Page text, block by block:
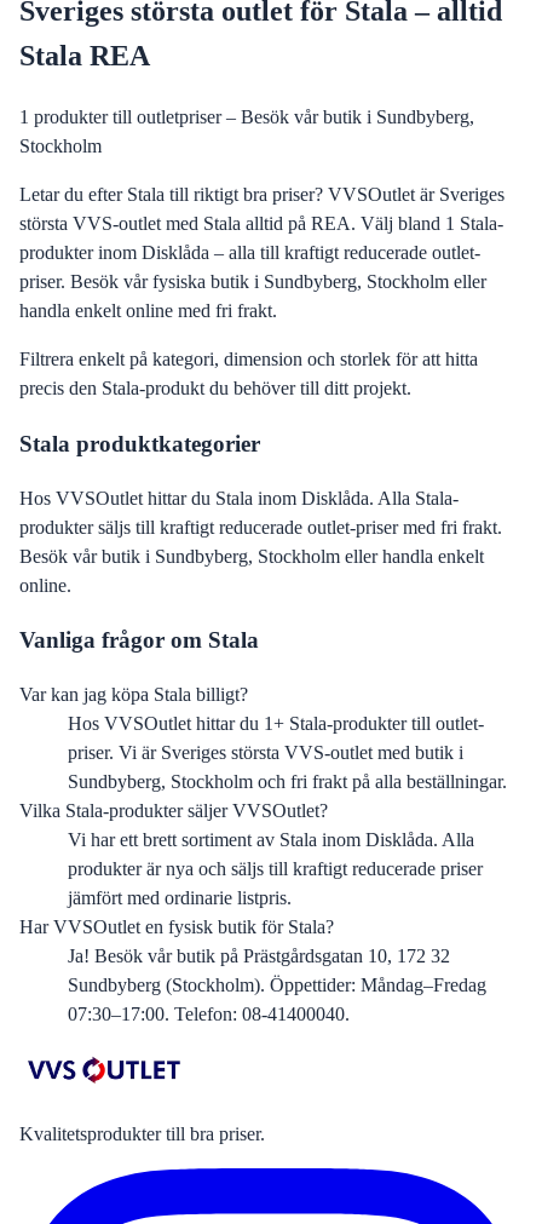
Sveriges största outlet för Stala – alltid
Stala REA
1 produkter till outletpriser – Besök vår butik i Sundbyberg,
Stockholm
Letar du efter Stala till riktigt bra priser? VVSOutlet är Sveriges
största VVS-outlet med Stala alltid på REA. Välj bland 1 Stala-
produkter inom Disklåda – alla till kraftigt reducerade outlet-
priser. Besök vår fysiska butik i Sundbyberg, Stockholm eller
handla enkelt online med fri frakt.
Filtrera enkelt på kategori, dimension och storlek för att hitta
precis den Stala-produkt du behöver till ditt projekt.
Stala produktkategorier
Hos VVSOutlet hittar du Stala inom Disklåda. Alla Stala-
produkter säljs till kraftigt reducerade outlet-priser med fri frakt.
Besök vår butik i Sundbyberg, Stockholm eller handla enkelt
online.
Vanliga frågor om Stala
Var kan jag köpa Stala billigt?
Hos VVSOutlet hittar du 1+ Stala-produkter till outlet-
priser. Vi är Sveriges största VVS-outlet med butik i
Sundbyberg, Stockholm och fri frakt på alla beställningar.
Vilka Stala-produkter säljer VVSOutlet?
Vi har ett brett sortiment av Stala inom Disklåda. Alla
produkter är nya och säljs till kraftigt reducerade priser
jämfört med ordinarie listpris.
Har VVSOutlet en fysisk butik för Stala?
Ja! Besök vår butik på Prästgårdsgatan 10, 172 32
Sundbyberg (Stockholm). Öppettider: Måndag–Fredag
07:30–17:00. Telefon: 08-41400040.
Kvalitetsprodukter till bra priser.